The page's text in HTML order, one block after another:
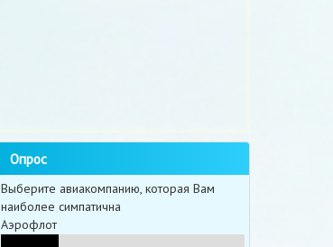
Опрос
Выберите авиакомпанию, которая Вам
наиболее симпатична
Аэрофлот